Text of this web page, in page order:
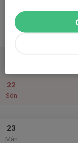
20
22
Sön
23
Mån